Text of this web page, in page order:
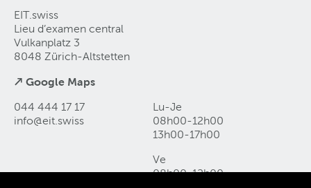
EIT.swiss
Lieu d’examen central
Vulkanplatz 3
8048 Zürich-Altstetten
↗ Google Maps
044 444 17 17
info@eit swiss
Lu-Je
08h00-12h00
13h00-17h00
Ve
08h00-12h00